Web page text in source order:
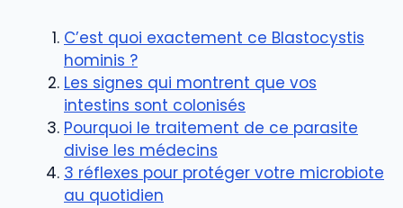
C’est quoi exactement ce Blastocystis
hominis ?
Les signes qui montrent que vos
intestins sont colonisés
Pourquoi le traitement de ce parasite
divise les médecins
3 réflexes pour protéger votre microbiote
au quotidien